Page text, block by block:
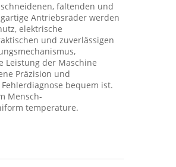
faltenden und
Antriebsräder werden
elektrische
und zuverlässigen
Leistung der Maschine
Präzision und
bequem ist.
Mensch-
temperature.